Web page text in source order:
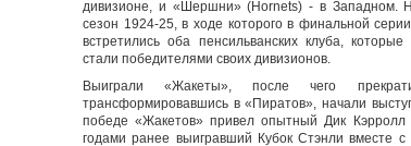
дивизионе, и «Шершни» (Hornets) - в Западном.
сезон 1924-25, в ходе которого в финальной
встретились оба пенсильванских клуба,
стали победителями своих дивизионов.
Выиграли «Жакеты», после чего
трансформировавшись в «Пиратов», начали
победе «Жакетов» привел опытный Дик Кэрролл
годами ранее выигравший Кубок Стэнли вместе с